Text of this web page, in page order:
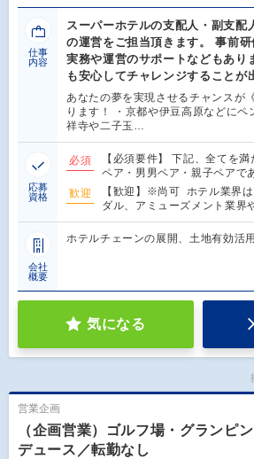
仕事
内容
スーパーホテルの支配人・副支配
の運営をご担当頂きます。 事前
実務や運営のサポートなどもあり
も安心してチャレンジすることが
あなたの夢を実現させるチャンスが
ります！ ・京都や伊豆高原などにペ
祥寺や二子玉…
応募
資格
必須
【必須要件】 下記、全てを
ペア・男男ペア・親子ペアで
歓迎
【歓迎】※尚可 ホテル業界
ダル、アミューズメント業界
会社
概要
ホテルチェーンの展開、土地有効活
気になる
営業企画
（企画営業）ゴルフ場・グランピ
デュース／転勤なし